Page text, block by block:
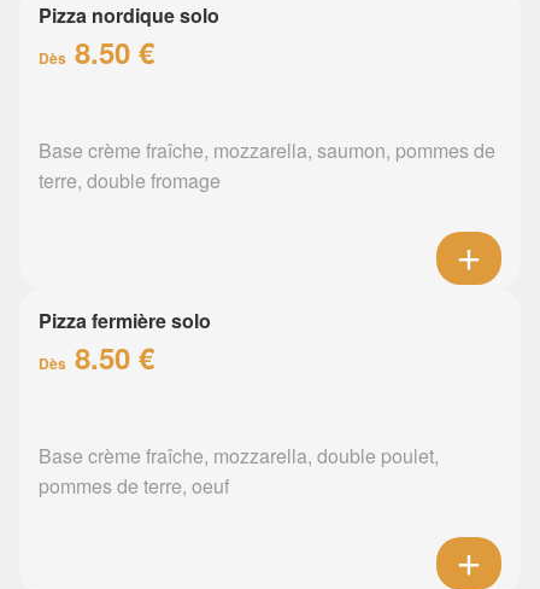
Pizza nordique solo
Dès 8.50 €
Base crème fraîche, mozzarella, saumon, pommes de
terre, double fromage
Pizza fermière solo
Dès 8.50 €
Base crème fraîche, mozzarella, double poulet,
pommes de terre, oeuf